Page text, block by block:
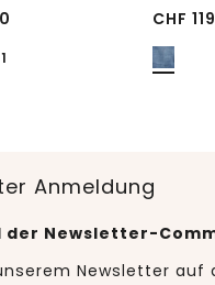
CHF
Anmeldung
der Newsletter-
Newsletter auf